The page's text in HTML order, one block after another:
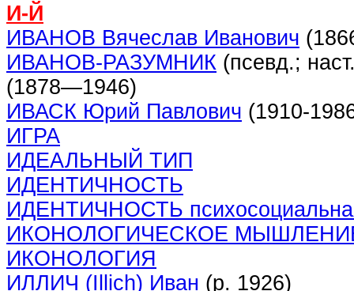
И-Й
ИВАНОВ Вячеслав Иванович
ИВАНОВ-РАЗУМНИК (псевд.;
(1878—1946)
ИВАСК Юрий Павлович (1910-
ИГРА
ИДЕАЛЬНЫЙ ТИП
ИДЕНТИЧНОСТЬ
ИДЕНТИЧНОСТЬ
ИКОНОЛОГИЧЕСКОЕ
ИКОНОЛОГИЯ
ИЛЛИЧ (Illich) Иван (р. 1926)